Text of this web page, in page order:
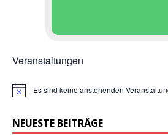
Veranstaltungen
H
w
e
Es sind keine anstehenden
NEUESTE BEITRÄGE